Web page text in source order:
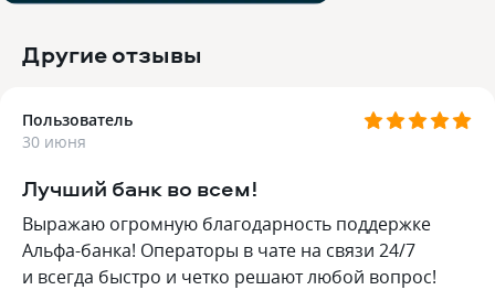
Другие отзывы
Пользователь
30 июня
Лучший банк во всем!
Выражаю огромную благодарность поддержке
Альфа-банка! Операторы в чате на связи 24/7
и всегда быстро и четко решают любой вопрос!